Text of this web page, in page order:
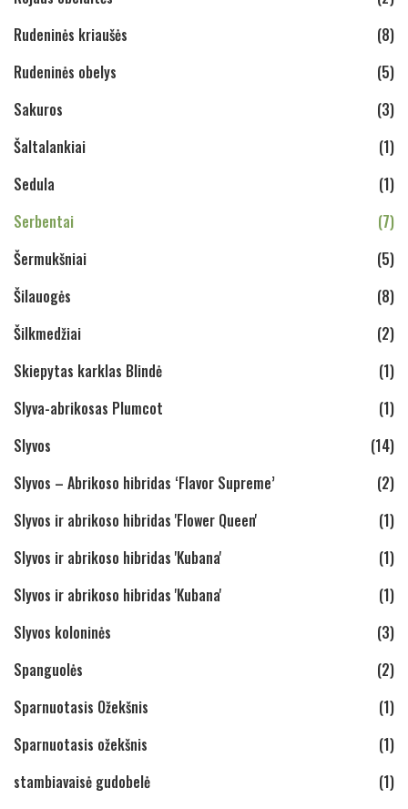
Rudeninės kriaušės
(8)
Rudeninės obelys
(5)
Sakuros
(3)
Šaltalankiai
(1)
Sedula
(1)
Serbentai
(7)
Šermukšniai
(5)
Šilauogės
(8)
Šilkmedžiai
(2)
Skiepytas karklas Blindė
(1)
Slyva-abrikosas Plumcot
(1)
Slyvos
(14)
Slyvos – Abrikoso hibridas ‘Flavor Supreme’
(2)
Slyvos ir abrikoso hibridas 'Flower Queen'
(1)
Slyvos ir abrikoso hibridas 'Kubana'
(1)
Slyvos ir abrikoso hibridas 'Kubana'
(1)
Slyvos koloninės
(3)
Spanguolės
(2)
Sparnuotasis Ožekšnis
(1)
Sparnuotasis ožekšnis
(1)
stambiavaisė gudobelė
(1)